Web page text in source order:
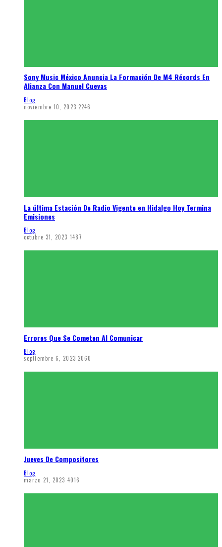
Sony Music México Anuncia La Formación De M4 Récords En
Alianza Con Manuel Cuevas
Blog
noviembre 10, 2023 2246
La última Estación De Radio Vigente en Hidalgo Hoy Termina
Emisiones
Blog
octubre 31, 2023 1487
Errores Que Se Cometen Al Comunicar
Blog
septiembre 6, 2023 2060
Jueves De Compositores
Blog
marzo 21, 2023 4016